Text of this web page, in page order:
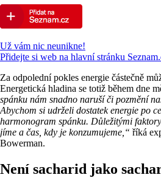
Už vám nic neunikne!
Přidejte si web na hlavní stránku
Za odpolední pokles energie částečně
Energetická hladina se totiž během dne
spánku nám snadno naruší či pozmění
Abychom si udrželi dostatek energie po
harmonogram spánku. Důležitými
jíme a čas, kdy je konzumujeme,“ říká
Bowerman.
Není sacharid jako